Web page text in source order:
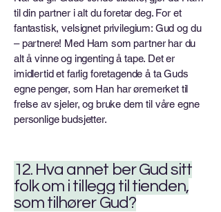
til din partner i alt du foretar deg. For et
fantastisk, velsignet privilegium: Gud og du
– partnere! Med Ham som partner har du
alt å vinne og ingenting å tape. Det er
imidlertid et farlig foretagende å ta Guds
egne penger, som Han har øremerket til
frelse av sjeler, og bruke dem til våre egne
personlige budsjetter.
12. Hva annet ber Gud sitt
folk om i tillegg til tienden,
som tilhører Gud?